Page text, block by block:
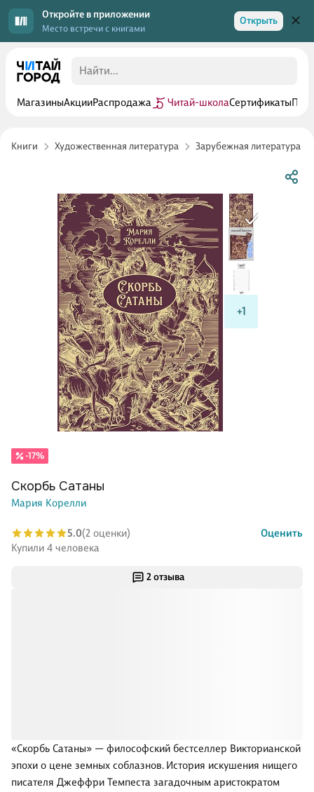
Откройте в приложении
Место встречи с книгами
Открыть
МагазиныАкцииРаспродажа Читай-школаСертификаты
Книги Художественная литература Зарубежная литература
+1
2 отзыва
«Скорбь Сатаны» — философский бестселлер Викторианской
эпохи о цене земных соблазнов. История искушения нищего
писателя Джеффри Темпеста загадочным аристократом
-17%
Скорбь Сатаны
Мария Корелли
5.0(2 оценки)
Оценить
Купили 4 человека